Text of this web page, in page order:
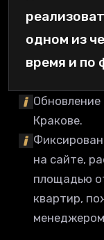
одном из
время и по
Кракове.
на сайте,
площадью
квартир,